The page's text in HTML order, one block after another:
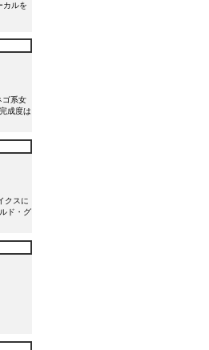
カルを
ゴ系女
成度は
クスに
ド・グ